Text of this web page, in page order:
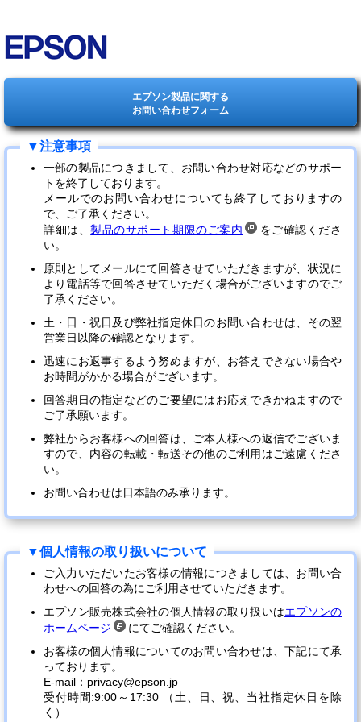
エプソン製品に関する
お問い合わせフォーム
一部の製品につきまして、お問い合わせ対応などのサポー
トを終了しております。
メールでのお問い合わせについても終了しておりますの
で、ご了承ください。
詳細は、製品のサポート期限のご案内
をご確認くださ
い。
原則としてメールにて回答させていただきますが、状況に
より電話等で回答させていただく場合がございますのでご
了承ください。
土・日・祝日及び弊社指定休日のお問い合わせは、その翌
営業日以降の確認となります。
迅速にお返事するよう努めますが、お答えできない場合や
お時間がかかる場合がございます。
回答期日の指定などのご要望にはお応えできかねますので
ご了承願います。
弊社からお客様への回答は、ご本人様への返信でございま
すので、内容の転載・転送その他のご利用はご遠慮くださ
い。
お問い合わせは日本語のみ承ります。
ご入力いただいたお客様の情報につきましては、お問い合
わせへの回答の為にご利用させていただきます。
エプソン販売株式会社の個人情報の取り扱いはエプソンの
ホームページ
にてご確認ください。
お客様の個人情報についてのお問い合わせは、下記にて承
っております。
E-mail：privacy@epson.jp
受付時間:9:00～17:30 （土、日、祝、当社指定休日を除
く）